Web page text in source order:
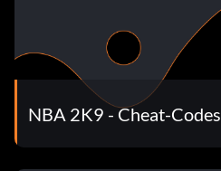
Tendenz zum Schießen: 60
Nahaufnahmen: 65
Mid-Range Shots: 65
NBA 2K9 - Cheat-Codes